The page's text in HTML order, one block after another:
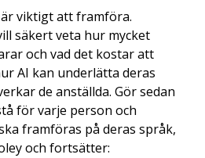
är viktigt att framföra.
säkert veta hur mycket
och vad det kostar att
AI kan underlätta deras
de anställda. Gör sedan
för varje person och
framföras på deras språk,
och fortsätter: